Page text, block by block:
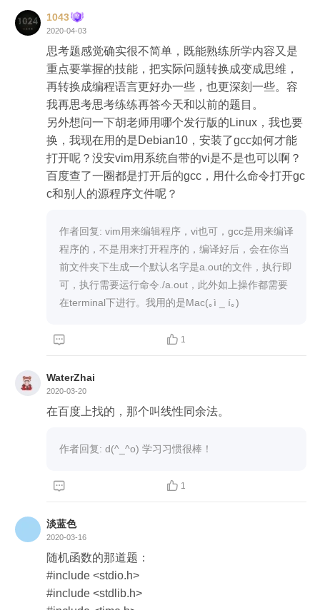
第四课：
思考题-设计迷你随机函数
关键是在随机数的生成方法，我用的是以时间函数
为种子，通过99 * rand()/RAND_MAX + 1选取100
个随机数。
而老师使用的是以n=5，n = (n * 3) % 101，算100
次。就观感而言，老师的随机感会比我的更明显
——我的数字大概率是不会出现“100”。
第五课：
关键，是以m为倍数标记数组，再把被标记的数组
去掉，进而得出“不能被整除的数”。这样的构思，
第六课：
在这里我一直在想如何“遍历到结尾”，我找到的方
而老师的判断条件str[i]实在是太漂亮了，字符串的
还有老师的字符串循环，太漂亮了，我得好好学习
	printf("请输入两个数：\n");
	scanf("%d%d", &n, &m);
	int arr[n];
	int i, j;
	for (i = 0; i < n; i++) {
		printf("输入第%d个正整数：\n", i+1);
		scanf("%d", &arr[i]);
	}
	printf("\n");
	for (j = 1; j <= m; j++){
		for (i = 0; i<n; i++){
n个不同正整数中某个整除则跳出循环，进入if语句
			}
		if (i == n) printf("%d\n", j); // 如果i == n,则说
明for循环一直进行到最后j都没有被n个不同正整数
中的任意一个整除，此时j符合要求，输出
	return 0;
1043
2020-04-03
思考题感觉确实很不简单，既能熟练所学内容又是
重点要掌握的技能，把实际问题转换成变成思维，
再转换成编程语言更好办一些，也更深刻一些。容
我再思考思考练练再答今天和以前的题目。
另外想问一下胡老师用哪个发行版的Linux，我也要
换，我现在用的是Debian10，安装了gcc如何才能
打开呢？没安vim用系统自带的vi是不是也可以啊？
百度查了一圈都是打开后的gcc，用什么命令打开gc
c和别人的源程序文件呢？
作者回复: vim用来编辑程序，vi也可，gcc是用来编译
程序的，不是用来打开程序的，编译好后，会在你当
前文件夹下生成一个默认名字是a.out的文件，执行即
可，执行需要运行命令./a.out，此外如上操作都需要
在terminal下进行。我用的是Mac(｡ì _ í｡)
  1
WaterZhai
2020-03-20
在百度上找的，那个叫线性同余法。
作者回复: d(^_^o) 学习习惯很棒！
  1
淡蓝色
2020-03-16
随机函数的那道题：
#include <stdio.h>
#include <stdlib.h>